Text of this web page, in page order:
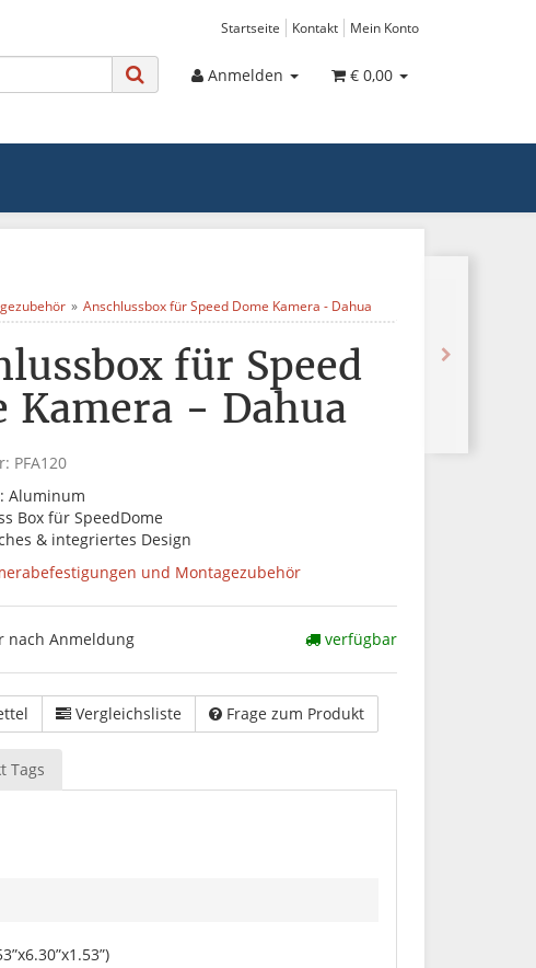
Startseite Kontakt Mein Konto
Anmelden € 0,00
Anschlussbox für Speed Dome Kamera - Dahua
für Speed
Kamera - Dahua
PFA120
Aluminum
Box für SpeedDome
& integriertes Design
und Montagezubehör
nach Anmeldung verfügbar
Vergleichsliste Frage zum Produkt
Tags